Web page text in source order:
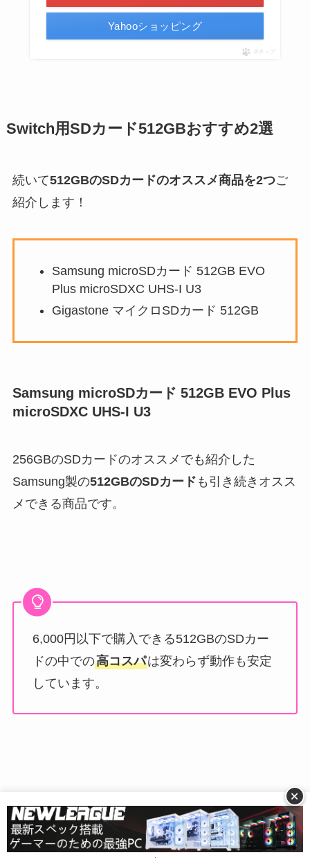
Yahooショッピング
ポチップ
Switch用SDカード512GBおすすめ2選
続いて512GBのSDカードのオススメ商品を2つご
紹介します！
Samsung microSDカード 512GB EVO
Plus microSDXC UHS-I U3
Gigastone マイクロSDカード 512GB
Samsung microSDカード 512GB EVO Plus
microSDXC UHS-I U3
256GBのSDカードのオススメでも紹介した
Samsung製の512GBのSDカード も引き続きオスス
メできる商品です。
6,000円以下で購入できる512GBのSDカー
ドの中での高コスパは変わらず動作も安定
しています。
512GのSDカード購入に迷った場合はSamsung製
のものを買うと間違いないでしょう。
+